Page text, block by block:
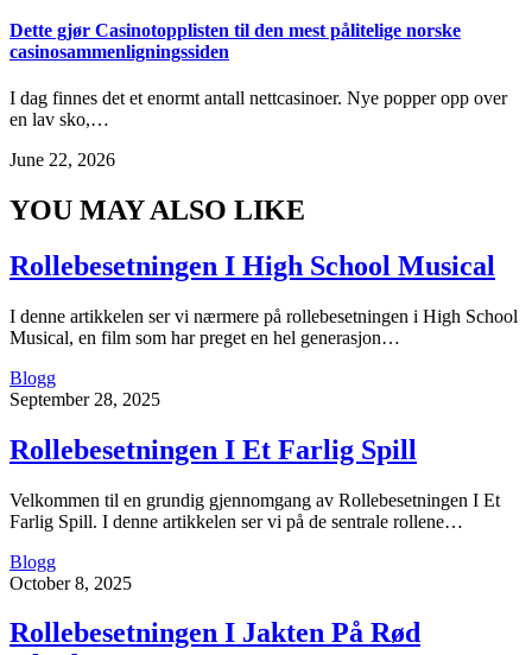
Dette gjør Casinotopplisten til den mest pålitelige norske
casinosammenligningssiden
I dag finnes det et enormt antall nettcasinoer. Nye popper opp over
en lav sko,…
June 22, 2026
YOU MAY ALSO LIKE
Rollebesetningen I High School Musical
I denne artikkelen ser vi nærmere på rollebesetningen i High School
Musical, en film som har preget en hel generasjon…
Blogg
September 28, 2025
Rollebesetningen I Et Farlig Spill
Velkommen til en grundig gjennomgang av Rollebesetningen I Et
Farlig Spill. I denne artikkelen ser vi på de sentrale rollene…
Blogg
October 8, 2025
Rollebesetningen I Jakten På Rød